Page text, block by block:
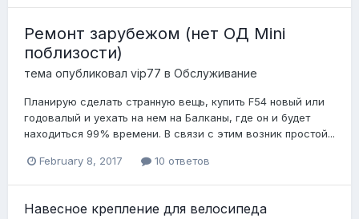
Ремонт зарубежом (нет ОД Mini
поблизости)
тема опубликовал vip77 в Обслуживание
Планирую сделать странную вещь, купить F54 новый или
годовалый и уехать на нем на Балканы, где он и будет
находиться 99% времени. В связи с этим возник простой...
February 8, 2017 10 ответов
Навесное крепление для велосипеда